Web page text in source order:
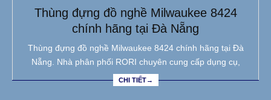
Thùng đựng đồ nghề Milwaukee 8424
chính hãng tại Đà Nẵng
Thùng đựng đồ nghề Milwaukee 8424 chính hãng tại Đà
Nẵng. Nhà phân phối RORI chuyên cung cấp dụng cụ,
CHI TIẾT→